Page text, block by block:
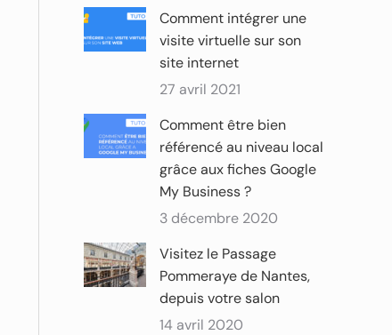
Comment intégrer une
visite virtuelle sur son
site internet
27 avril 2021
Comment être bien
référencé au niveau local
grâce aux fiches Google
My Business ?
3 décembre 2020
Visitez le Passage
Pommeraye de Nantes,
depuis votre salon
14 avril 2020